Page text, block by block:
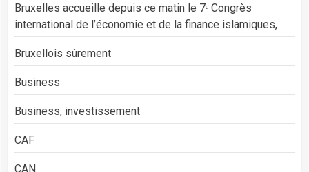
Bruxelles accueille depuis ce matin le 7ᵉ Congrès
international de l’économie et de la finance islamiques,
Bruxellois sûrement
Business
Business, investissement
CAF
CAN